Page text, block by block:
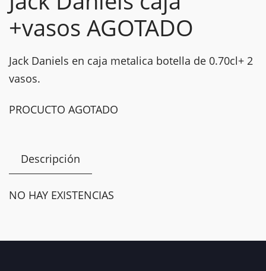
+vasos AGOTADO
Jack Daniels en caja metalica botella de 0.70cl+ 2
vasos.
PROCUCTO AGOTADO
Descripción
NO HAY EXISTENCIAS